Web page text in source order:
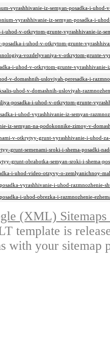
vyrashhivanie-iz-semyan-posadka-i-
vyrashhivanie-iz-semyan-posadka-i-
i-uhod-v-otkrytom-grunte-vyrashhivanie-iz-
i-uhod-v-otkrytom-grunte-
vozdelyvaniya-v-otkrytom-grunte-
i-uhod-v-otkrytom-grunte-
v-domashnih-usloviyah-peresadka-i-
uhod-v-domashnih-usloviyah-
posadka-i-uhod-v-otkrytom-grunte-
i-uhod-vyrashhivanie-iz-semyan-
iz-semyan-na-podokonnike-zimoy-v-
v-otkrytyy-grunt-vyrashhivanie-i-uhod-
grunt-semenami-sroki-i-shema-posadki-
grunt-obrabotka-semyan-sroki-i-shema-
i-uhod-video-otzyvy-o-zemlyanichnoy-
vyrashhivanie-i-uhod-razmnozhenie-
i-uhod-obrezka-i-razmnozhenie-
(XML)
template is
with your sitemap